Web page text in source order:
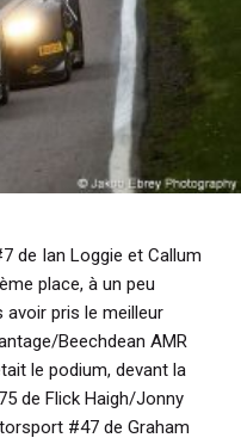
de Ian Loggie et Callum
place, à un peu
avoir pris le meilleur
Beechdean AMR
le podium, devant la
de Flick Haigh/Jonny
#47 de Graham